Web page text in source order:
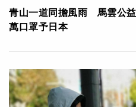
青山一道同擔風雨 馬雲公
萬口罩予日本